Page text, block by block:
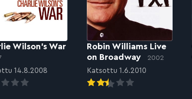
Wilson’s War
14.8.2008
Robin Williams Live
on Broadway
2002
Katsottu 1.6.2010